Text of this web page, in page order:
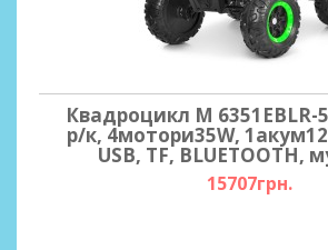
Квадроцикл M 6351EBLR-
р/к, 4мотори35W,
USB, TF, BLUETOOTH,
15707грн.